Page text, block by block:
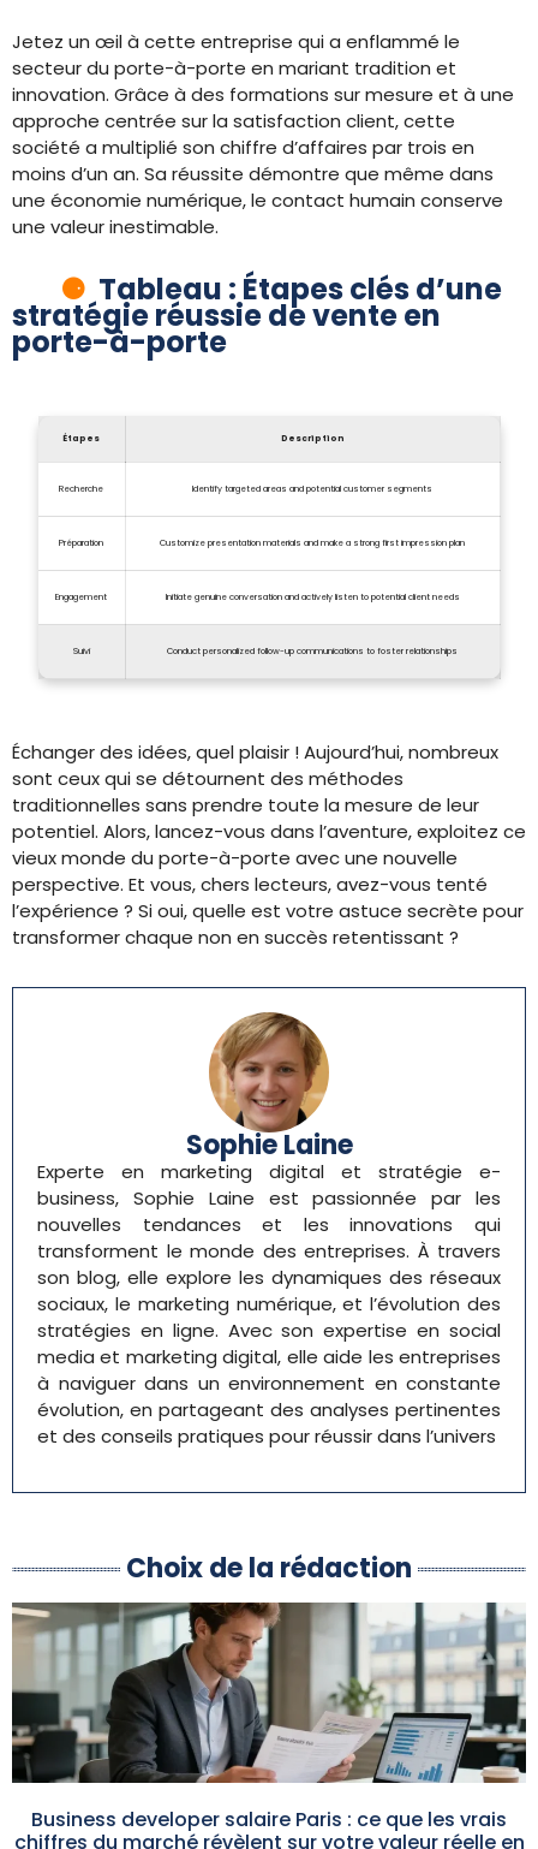
Jetez un œil à cette entreprise qui a enflammé le
secteur du porte-à-porte en mariant tradition et
innovation. Grâce à des formations sur mesure et à une
approche centrée sur la satisfaction client, cette
société a multiplié son chiffre d’affaires par trois en
moins d’un an. Sa réussite démontre que même dans
une économie numérique, le contact humain conserve
une valeur inestimable.
Tableau : Étapes clés d’une
stratégie réussie de vente en
porte-à-porte
Étapes Description
Recherche Identify targeted areas and potential customer segments
Préparation Customize presentation materials and make a strong first impression plan
Engagement Initiate genuine conversation and actively listen to potential client needs
Suivi Conduct personalized follow-up communications to foster relationships
Échanger des idées, quel plaisir ! Aujourd’hui, nombreux
sont ceux qui se détournent des méthodes
traditionnelles sans prendre toute la mesure de leur
potentiel. Alors, lancez-vous dans l’aventure, exploitez ce
vieux monde du porte-à-porte avec une nouvelle
perspective. Et vous, chers lecteurs, avez-vous tenté
l’expérience ? Si oui, quelle est votre astuce secrète pour
transformer chaque non en succès retentissant ?
Sophie Laine
Experte en marketing digital et stratégie e-
business, Sophie Laine est passionnée par les
nouvelles tendances et les innovations qui
transforment le monde des entreprises. À travers
son blog, elle explore les dynamiques des réseaux
sociaux, le marketing numérique, et l’évolution des
stratégies en ligne. Avec son expertise en social
media et marketing digital, elle aide les entreprises
à naviguer dans un environnement en constante
évolution, en partageant des analyses pertinentes
et des conseils pratiques pour réussir dans l’univers
Choix de la rédaction
Business developer salaire Paris : ce que les vrais
chiffres du marché révèlent sur votre valeur réelle en